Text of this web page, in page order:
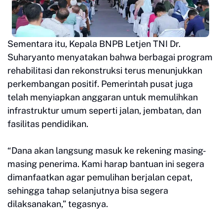
Sementara itu, Kepala BNPB Letjen TNI Dr.
Suharyanto menyatakan bahwa berbagai program
rehabilitasi dan rekonstruksi terus menunjukkan
perkembangan positif. Pemerintah pusat juga
telah menyiapkan anggaran untuk memulihkan
infrastruktur umum seperti jalan, jembatan, dan
fasilitas pendidikan.
“Dana akan langsung masuk ke rekening masing-
masing penerima. Kami harap bantuan ini segera
dimanfaatkan agar pemulihan berjalan cepat,
sehingga tahap selanjutnya bisa segera
dilaksanakan,” tegasnya.